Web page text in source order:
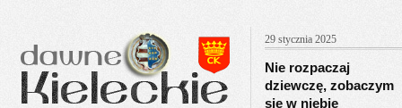
29 stycznia 2025
Nie rozpaczaj
dziewczę, zobaczym
się w niebie